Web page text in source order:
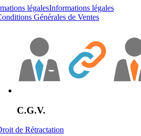
Informations légales
Générales de Ventes
C.G.V.
de Rétractation